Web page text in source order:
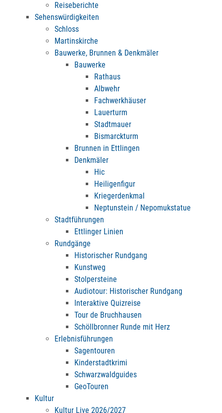
Reiseberichte
Sehenswürdigkeiten
Schloss
Martinskirche
Bauwerke, Brunnen & Denkmäler
Bauwerke
Rathaus
Albwehr
Fachwerkhäuser
Lauerturm
Stadtmauer
Bismarckturm
Brunnen in Ettlingen
Denkmäler
Hic
Heiligenfigur
Kriegerdenkmal
Neptunstein / Nepomukstatue
Stadtführungen
Ettlinger Linien
Rundgänge
Historischer Rundgang
Kunstweg
Stolpersteine
Audiotour: Historischer Rundgang
Interaktive Quizreise
Tour de Bruchhausen
Schöllbronner Runde mit Herz
Erlebnisführungen
Sagentouren
Kinderstadtkrimi
Schwarzwaldguides
GeoTouren
Kultur
Kultur Live 2026/2027